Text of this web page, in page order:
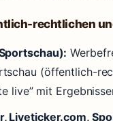
rechtlichen
(öffentlich-
live” mit
Liveticker.com,